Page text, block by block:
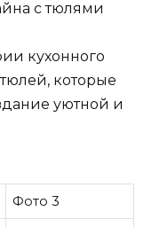
кухонного
которые
уютной и
Фото 3